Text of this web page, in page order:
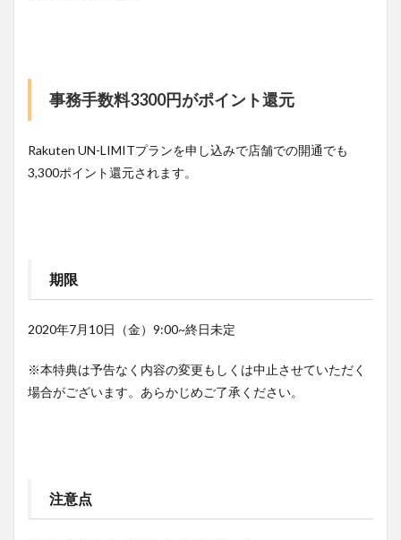
事務手数料3300円がポイント還元
Rakuten UN-LIMITプランを申し込みで店舗での開通でも
3,300ポイント還元されます。
期限
2020年7月10日（金）9:00~終日未定
※本特典は予告なく内容の変更もしくは中止させていただく
場合がございます。あらかじめご了承ください。
注意点